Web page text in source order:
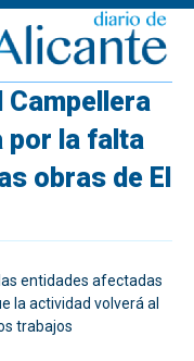
Campellera
por la falta
obras de El
entidades afectadas
la actividad volverá al
trabajos